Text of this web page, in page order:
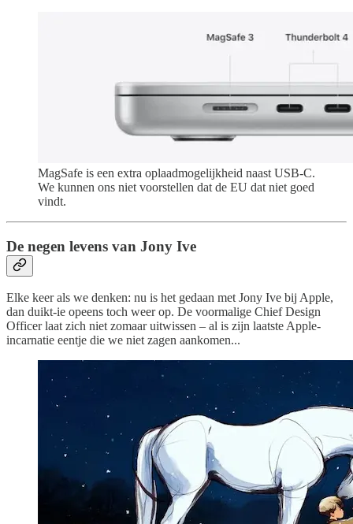
MagSafe is een extra oplaadmogelijkheid naast USB-C.
We kunnen ons niet voorstellen dat de EU dat niet goed
vindt.
De negen levens van Jony Ive
Elke keer als we denken: nu is het gedaan met Jony Ive bij Apple,
dan duikt-ie opeens toch weer op. De voormalige Chief Design
Officer laat zich niet zomaar uitwissen – al is zijn laatste Apple-
incarnatie eentje die we niet zagen aankomen...